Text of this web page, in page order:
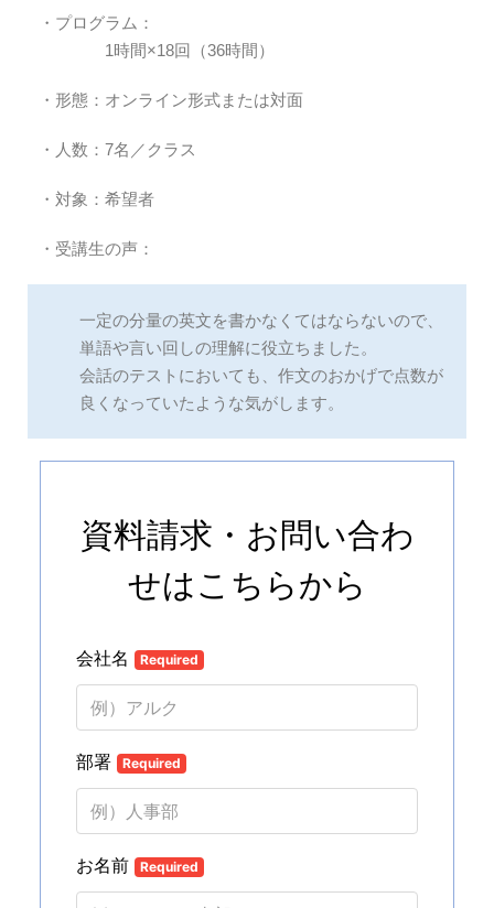
・プログラム：
1時間×18回（36時間）
・形態：オンライン形式または対面
・人数：7名／クラス
・対象：希望者
・受講生の声：
一定の分量の英文を書かなくてはならないので、
単語や言い回しの理解に役立ちました。
会話のテストにおいても、作文のおかげで点数が
良くなっていたような気がします。